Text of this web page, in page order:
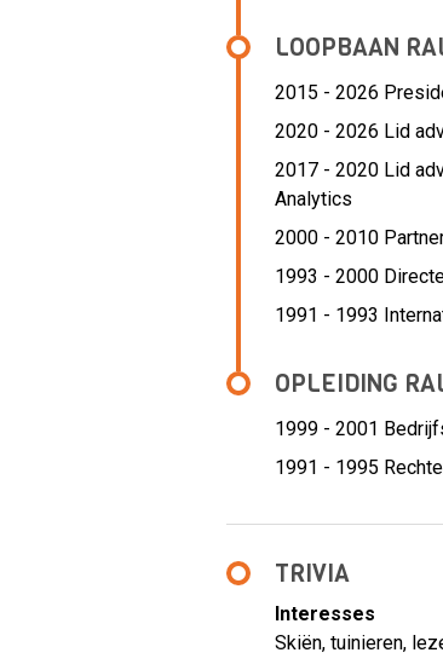
LOOPBAAN
2015 - 2026
2020 - 2026 Lid
2017 - 2020 Lid
Analytics
2000 - 2010
1993 - 2000
1991 - 1993
OPLEIDING
1999 - 2001
1991 - 1995
TRIVIA
Interesses
Skiën, tuinieren,